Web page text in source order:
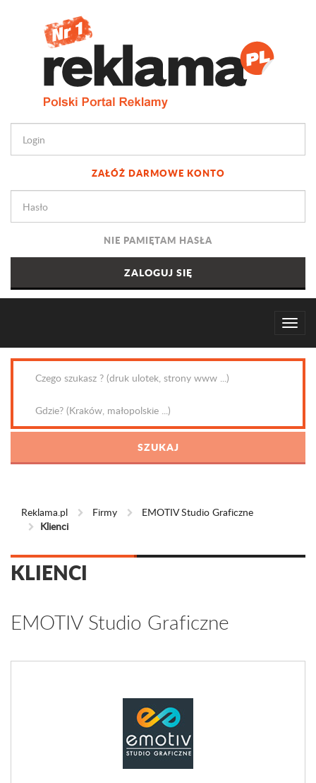
ZAŁÓŻ DARMOWE KONTO
NIE PAMIĘTAM HASŁA
Reklama.pl Firmy
EMOTIV Studio Graficzne
Klienci
KLIENCI
EMOTIV Studio Graficzne